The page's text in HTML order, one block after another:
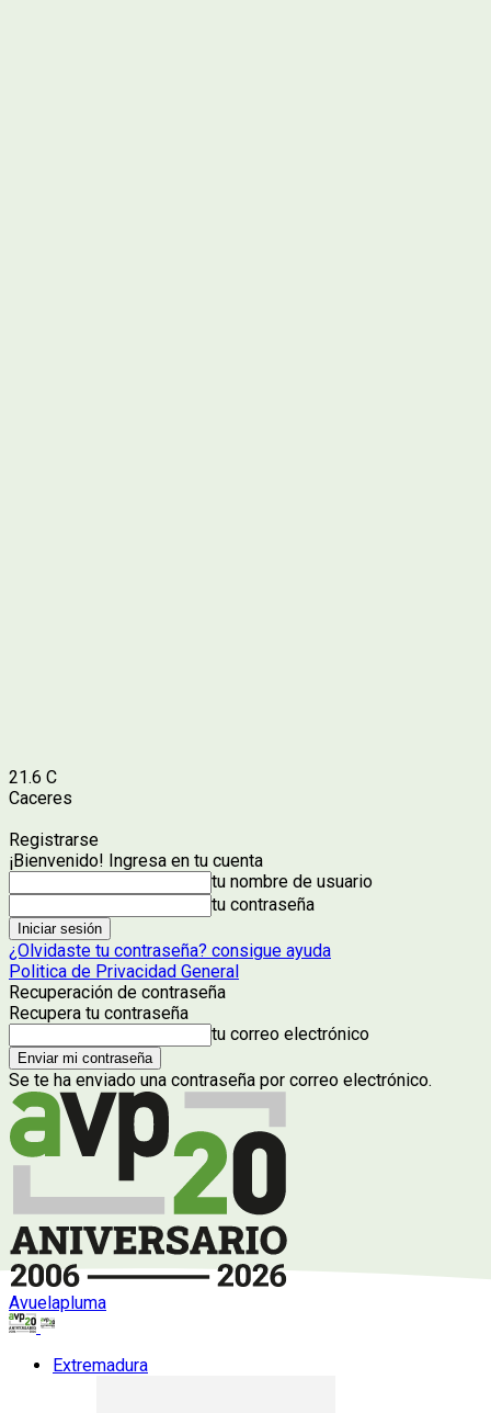
21.6 C
Caceres
Registrarse
¡Bienvenido! Ingresa en tu cuenta
tu nombre de usuario
tu contraseña
¿Olvidaste tu contraseña? consigue ayuda
Politica de Privacidad General
Recuperación de contraseña
Recupera tu contraseña
tu correo electrónico
Se te ha enviado una contraseña por correo electrónico.
Avuelapluma
Extremadura